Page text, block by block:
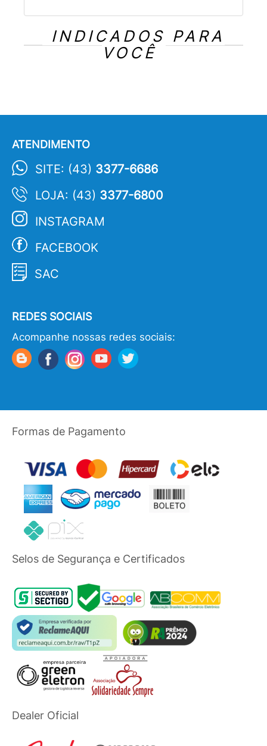
INDICADOS PARA
VOCÊ
ATENDIMENTO
SITE: (43) 3377-6686
LOJA: (43) 3377-6800
INSTAGRAM
FACEBOOK
SAC
REDES SOCIAIS
Acompanhe nossas redes sociais:
Formas de Pagamento
Selos de Segurança e Certificados
Dealer Oficial